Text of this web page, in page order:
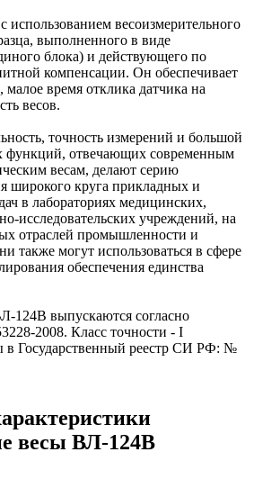
использованием весоизмерительного
выполненного в виде
блока) и действующего по
компенсации. Он обеспечивает
время отклика датчика на
весов.
точность измерений и большой
функций, отвечающих современным
весам, делают серию
широкого круга прикладных и
в лабораториях медицинских,
исследовательских учреждений, на
отраслей промышленности и
также могут использоваться в сфере
обеспечения единства
124В выпускаются согласно
2008. Класс точности - I
в Государственный реестр СИ РФ: №
весы ВЛ-124В